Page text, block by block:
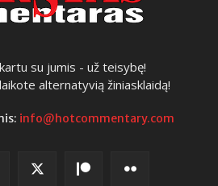
su jumis - už teisybę!
alternatyvią žiniasklaidą!
info@hotcommentary.com